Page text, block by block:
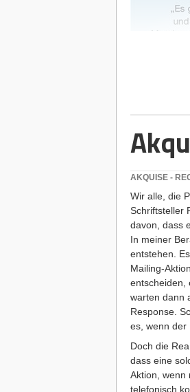
COMMUNITIES
Beliebt ist
andere, die
zum
kleine
Besonders
Beispiel
Werden sie
AKQUISE -
Wir alle, die
Schriftsteller
davon, dass
In meiner
entstehen.
Mailing-
entscheiden,
warten dann
Response.
es, wenn der
Doch die
dass eine
Aktion, wenn
telefonisch